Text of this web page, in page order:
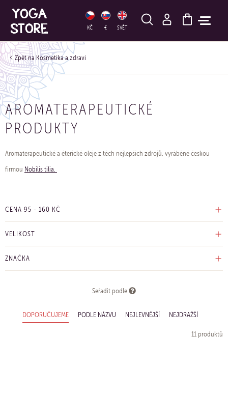
KČ € SVĚT
HLEDAT
Kosmetika a zdraví
AROMATERAPEUTICKÉ
PRODUKTY
Aromaterapeutické a éterické oleje z těch nejlepších zdrojů, vyráběné českou
firmou Nobilis tilia.
CENA 95 - 160 KČ
VELIKOST
ZNAČKA
Seřadit podle
DOPORUČUJEME PODLE NÁZVU NEJLEVNĚJŠÍ NEJDRAŽŠÍ
11 produktů